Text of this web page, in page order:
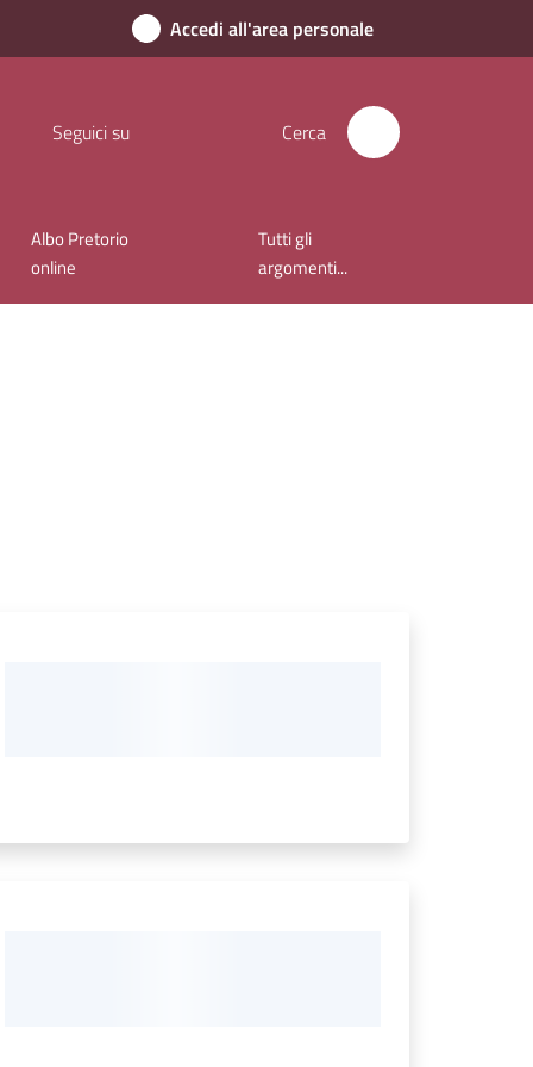
Accedi all'area personale
Seguici su Cerca
Albo Pretorio
online
Tutti gli
argomenti...